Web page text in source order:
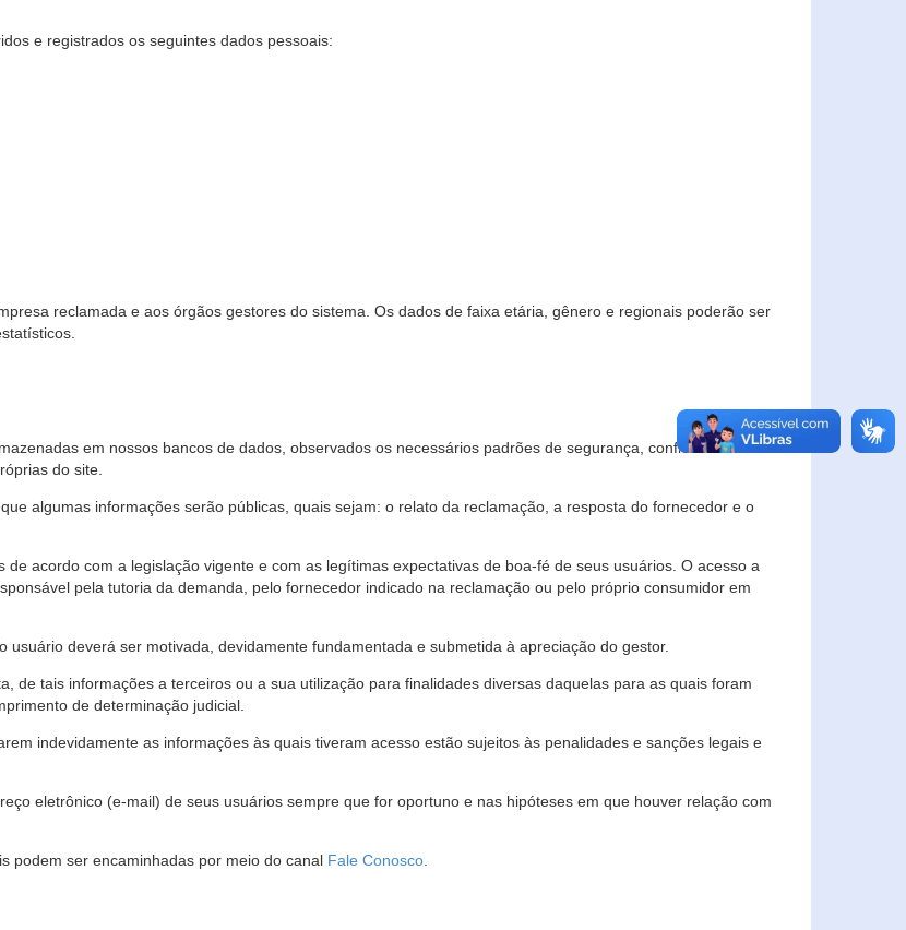
e registrados os seguintes dados pessoais:
reclamada e aos órgãos gestores do sistema. Os dados de faixa etária, gênero e regionais poderão ser
em nossos bancos de dados, observados os necessários padrões de segurança, confidencialidade
do site.
algumas informações serão públicas, quais sejam: o relato da reclamação, a resposta do fornecedor e o
acordo com a legislação vigente e com as legítimas expectativas de boa-fé de seus usuários. O acesso a
pela tutoria da demanda, pelo fornecedor indicado na reclamação ou pelo próprio consumidor em
deverá ser motivada, devidamente fundamentada e submetida à apreciação do gestor.
de tais informações a terceiros ou a sua utilização para finalidades diversas daquelas para as quais foram
de determinação judicial.
indevidamente as informações às quais tiveram acesso estão sujeitos às penalidades e sanções legais e
eletrônico (e-mail) de seus usuários sempre que for oportuno e nas hipóteses em que houver relação com
podem ser encaminhadas por meio do canal Fale Conosco